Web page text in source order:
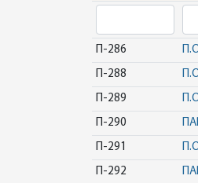
П-286
П-288
П-289
П-290
П-291
П-292